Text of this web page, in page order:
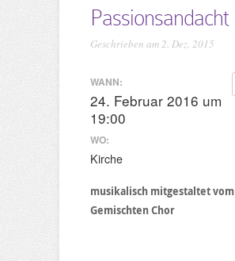
Passionsandacht
Geschrieben am 2. Dez. 2015
WANN:
24. Februar 2016 um
19:00
WO:
Kirche
musikalisch mitgestaltet vom
Gemischten Chor